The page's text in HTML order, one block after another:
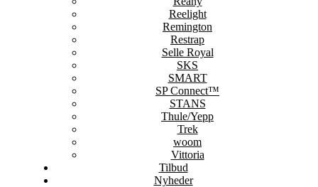
Reelight
Remington
Restrap
Selle Royal
SKS
SMART
SP Connect™
STANS
Thule/Yepp
Trek
woom
Vittoria
Tilbud
Nyheder